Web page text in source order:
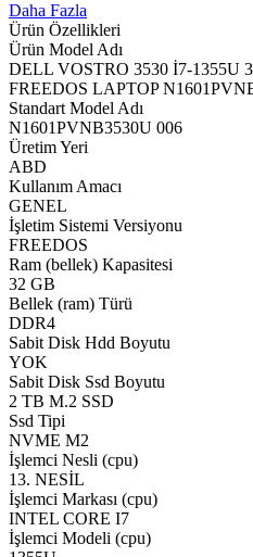
Daha Fazla
Ürün Özellikleri
Ürün Model Adı
DELL VOSTRO 3530 İ7-1355U
FREEDOS LAPTOP
Standart Model Adı
N1601PVNB3530U 006
Üretim Yeri
ABD
Kullanım Amacı
GENEL
İşletim Sistemi Versiyonu
FREEDOS
Ram (bellek) Kapasitesi
32 GB
Bellek (ram) Türü
DDR4
Sabit Disk Hdd Boyutu
YOK
Sabit Disk Ssd Boyutu
2 TB M.2 SSD
Ssd Tipi
NVME M2
İşlemci Nesli (cpu)
13. NESİL
İşlemci Markası (cpu)
INTEL CORE I7
İşlemci Modeli (cpu)